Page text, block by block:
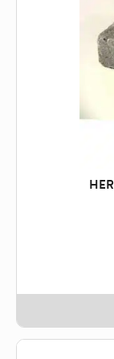
Price
through